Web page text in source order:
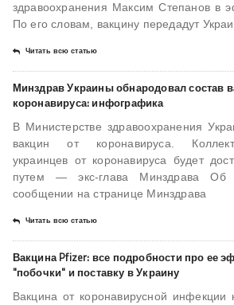
здравоохранения Максим Степанов в
По его словам, вакцину передадут
Читать всю статью
Минздрав Украины обнародовал состав
коронавируса: инфографика
В Министерстве здравоохранения
вакцин от коронавируса.
украинцев от коронавируса будет
путем — экс-глава Минздрава Об
сообщении на странице Минздрава
Читать всю статью
Вакцина Pfizer: все подробности про ее
"побочки" и поставку в Украину
Вакцина от коронавирусной